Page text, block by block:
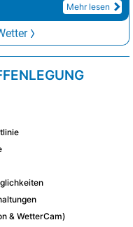
Mehr lesen
& WetterCam)